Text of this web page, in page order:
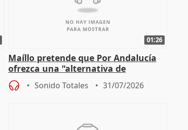
01:26
Maíllo pretende que Por Andalucía
ofrezca una "alternativa de
gobierno" con su labor de oposición
Sonido Totales 31/07/2026